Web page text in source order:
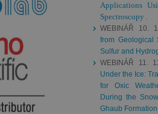
Applications
Spectroscopy .
WEBINÁŘ 10.
from Geological
Sulfur and
WEBINÁŘ 11.
Under the Ice:
for Oxic
During the
Ghaub